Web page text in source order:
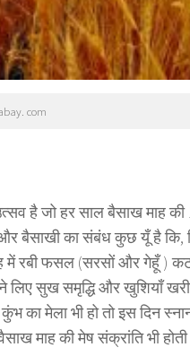
com
है जो हर साल बैसाख माह की
का संबंध कुछ यूँ है कि,
मेंरबी फसल (सरसों और गेहूँ )
सुख समृद्धि और खुशियाँ
का मेला भी हो तो इस दिन
माह की मेष संक्रांति भी